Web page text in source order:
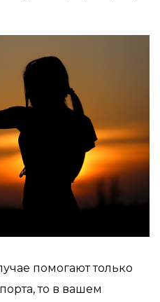
помогают только
то в вашем